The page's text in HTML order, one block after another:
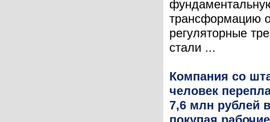
трансформацию
регуляторные
стали ...
Компания со
человек
7,6 млн рублей